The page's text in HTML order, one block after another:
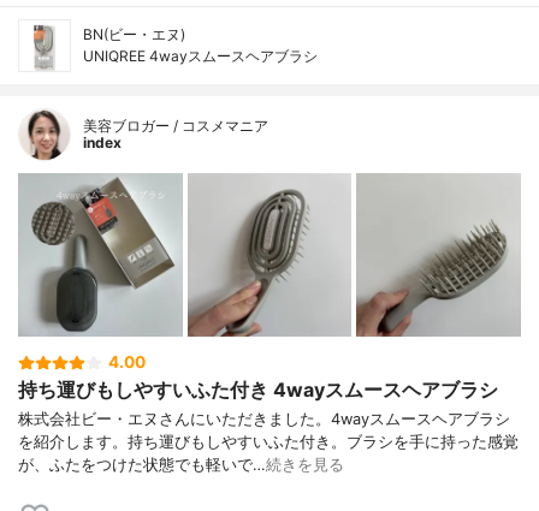
BN(ビー・エヌ)
UNIQREE 4wayスムースヘアブラシ
美容ブロガー / コスメマニア
index
4.00
持ち運びもしやすいふた付き 4wayスムースヘアブラシ
株式会社ビー・エヌさんにいただきました。4wayスムースヘアブラシ
を紹介します。持ち運びもしやすいふた付き。ブラシを手に持った感覚
が、ふたをつけた状態でも軽いで…続きを見る